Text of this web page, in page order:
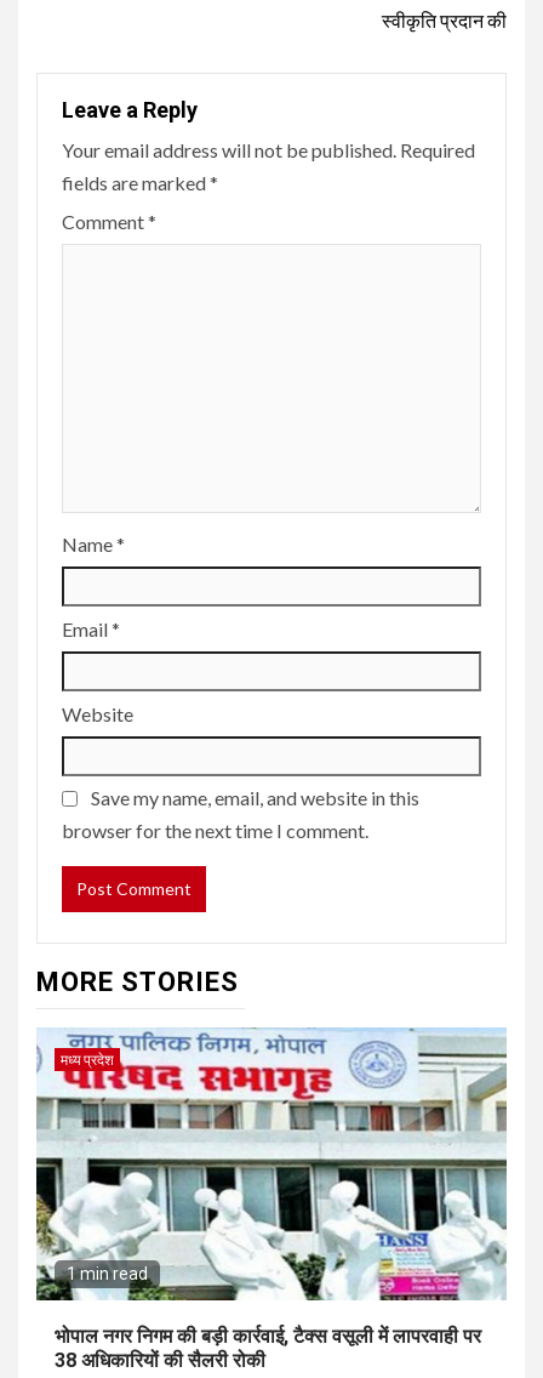
स्वीकृति प्रदान की
Leave a Reply
Your email address will not be published. Required
fields are marked*
Comment*
Name*
Email*
Website
Save my name, email, and website in this
browser for the next time I comment.
MORE STORIES
मध्य प्रदेश
1 min read
भोपाल नगर निगम की बड़ी कार्रवाई, टैक्स वसूली में लापरवाही पर
38 अधिकारियों की सैलरी रोकी